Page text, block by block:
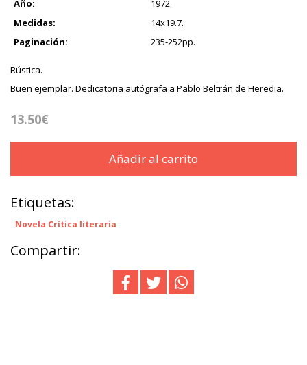
Año:
1972.
Medidas:
14x19.7.
Paginación:
235-252pp.
Rústica.
Buen ejemplar. Dedicatoria autógrafa a Pablo Beltrán de Heredia.
13.50€
Añadir al carrito
Etiquetas:
Novela Crítica literaria
Compartir: